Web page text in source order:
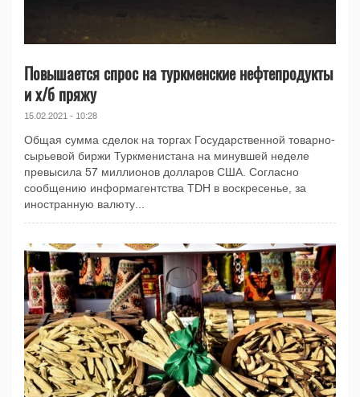
Повышается спрос на туркменские нефтепродукты
и х/б пряжу
15.02.2021 - 10:28
Общая сумма сделок на торгах Государственной товарно-
сырьевой биржи Туркменистана на минувшей неделе
превысила 57 миллионов долларов США. Согласно
сообщению информагентства TDH в воскресенье, за
иностранную валюту...